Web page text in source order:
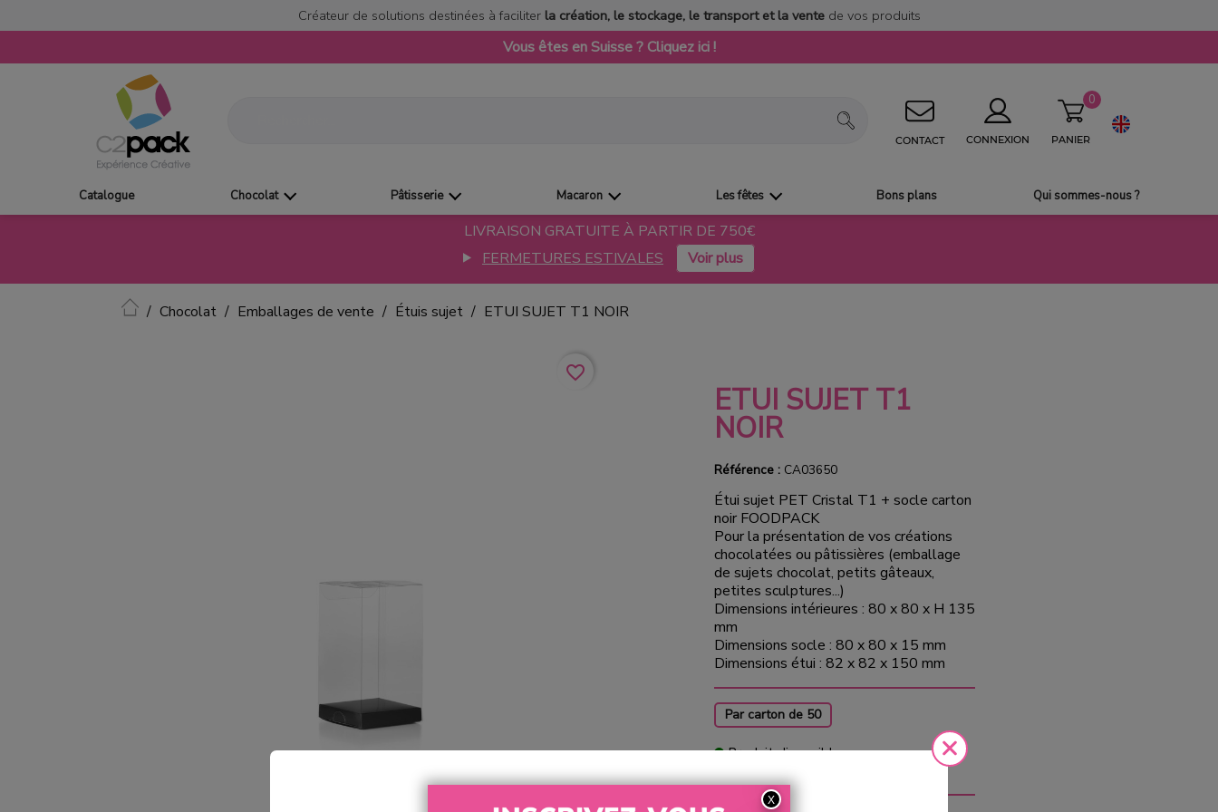
Créateur de solutions destinées à faciliter la création, le stockage, le transport et la ventede vos produits
Vous êtes en Suisse ? Cliquez ici !
CONTACT CONNEXION PANIER
0
Catalogue Chocolat Pâtisserie Macaron Les fêtes Bons plans Qui sommes-nous ?
LIVRAISON GRATUITE À PARTIR DE 750€
FERMETURES ESTIVALES
Accueil
Chocolat Emballages de vente Étuis sujet ETUI SUJET T1 NOIR
favorite_border
ETUI SUJET T1
NOIR
Référence : CA03650
Étui sujet PET Cristal T1 + socle carton
noir FOODPACK
Pour la présentation de vos créations
chocolatées ou pâtissières (emballage
de sujets chocolat, petits gâteaux,
petites sculptures...)
Dimensions intérieures : 80 x 80 x H 135
mm
Dimensions socle : 80 x 80 x 15 mm
Dimensions étui : 82 x 82 x 150 mm
Par carton de 50
Produit disponible